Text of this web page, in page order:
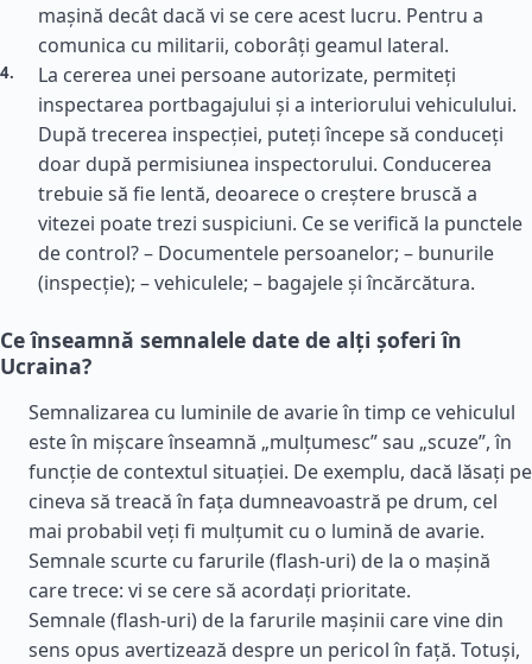
mașină decât dacă vi se cere acest lucru. Pentru a
comunica cu militarii, coborâți geamul lateral.
La cererea unei persoane autorizate, permiteți
inspectarea portbagajului și a interiorului vehiculului.
După trecerea inspecției, puteți începe să conduceți
doar după permisiunea inspectorului. Conducerea
trebuie să fie lentă, deoarece o creștere bruscă a
vitezei poate trezi suspiciuni. Ce se verifică la punctele
de control? – Documentele persoanelor; – bunurile
(inspecție); – vehiculele; – bagajele și încărcătura.
Ce înseamnă semnalele date de alți șoferi în
Ucraina?
Semnalizarea cu luminile de avarie în timp ce vehiculul
este în mișcare înseamnă „mulțumesc” sau „scuze”, în
funcție de contextul situației. De exemplu, dacă lăsați pe
cineva să treacă în fața dumneavoastră pe drum, cel
mai probabil veți fi mulțumit cu o lumină de avarie.
Semnale scurte cu farurile (flash-uri) de la o mașină
care trece: vi se cere să acordați prioritate.
Semnale (flash-uri) de la farurile mașinii care vine din
sens opus avertizează despre un pericol în față. Totuși,